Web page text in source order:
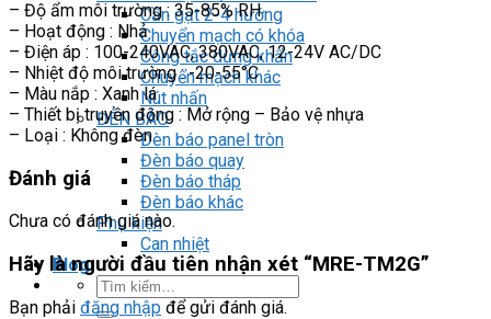
Cần gạt 2-4 hướng
Chuyển mạch có khóa
Công tắc dừng khẩn
Chuyển mạch khác
Nút nhấn
ĐÈN BÁO
Đèn báo panel tròn
Đèn báo quay
Đèn báo tháp
Đèn báo khác
Phụ kiện
Can nhiệt
Blog
Tìm
kiếm:
– Độ ẩm môi trường : 35-85% RH
– Hoạt động : Nhả
– Điện áp : 100-240VAC, 380VAC, 12-24V AC/DC
– Nhiệt độ môi trường : -20-55°C
– Màu nắp : Xanh lá
– Thiết bị truyền động : Mở rộng – Bảo vệ nhựa
– Loại : Không đèn
Đánh giá
Chưa có đánh giá nào.
Hãy là người đầu tiên nhận xét “MRE-TM2G”
Bạn phải đăng nhập để gửi đánh giá.